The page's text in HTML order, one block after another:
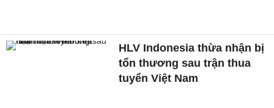
HLV Indonesia thừa nhận bị
tổn thương sau trận thua
tuyển Việt Nam